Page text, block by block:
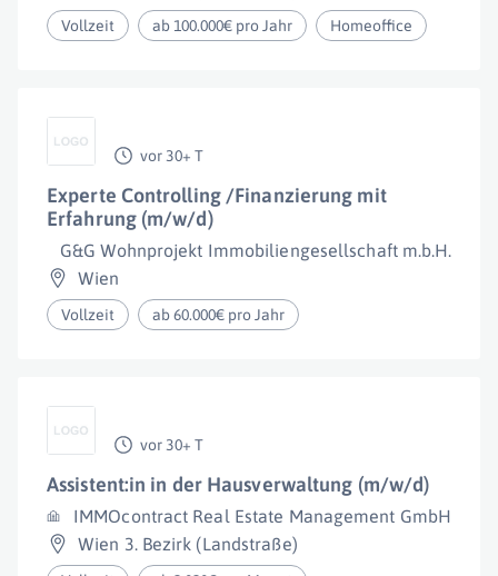
Vollzeit ab 100.000€ pro Jahr Homeoffice
vor 30+ T
Experte Controlling /Finanzierung mit
Erfahrung (m/w/d)
G&G Wohnprojekt Immobiliengesellschaft m.b.H.
Wien
Vollzeit ab 60.000€ pro Jahr
vor 30+ T
Assistent:in in der Hausverwaltung (m/w/d)
IMMOcontract Real Estate Management GmbH
Wien 3. Bezirk (Landstraße)